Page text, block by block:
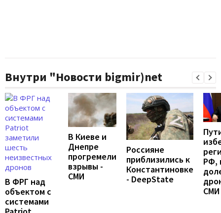
Внутри "Новости bigmir)net
В ФРГ над
объектом с
системами
В Киеве и
Днепре
прогремели
взрывы -
СМИ
Россияне
приблизились к
Константиновке
- DeepState
РФ,
СМИ